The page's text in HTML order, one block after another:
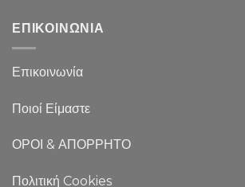
ΕΠΙΚΟΙΝΩΝΙΑ
Επικοινωνία
Ποιοί Είμαστε
ΟΡΟΙ & ΑΠΟΡΡΗΤΟ
Πολιτική Cookies